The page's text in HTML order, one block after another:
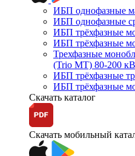
ИБП однофазные
ИБП однофазные
ИБП трёхфазные
ИБП трёхфазные
Трехфазные
(Trio MT) 80-200
ИБП трёхфазные
ИБП трёхфазные
Скачать каталог
Скачать мобильный